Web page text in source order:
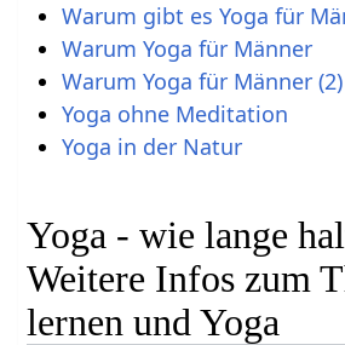
Warum gibt es Yoga für
Warum Yoga für Männer
Warum Yoga für Männer (2)
Yoga ohne Meditation
Yoga in der Natur
Yoga - wie lange
Weitere Infos zum
lernen und Yoga